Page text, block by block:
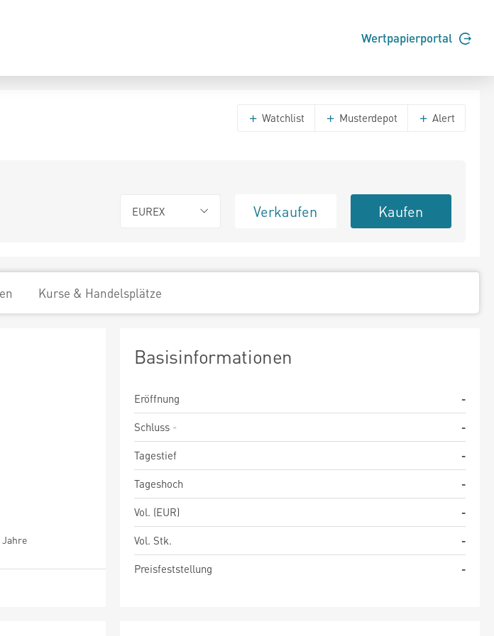
Wertpapierportal
Watchlist Musterdepot Alert
EUREX Verkaufen Kaufen
Kurse & Handelsplätze
Jahre
Basisinformationen
Eröffnung
-
Schluss -
-
Tagestief
-
Tageshoch
-
Vol. (EUR)
-
Vol. Stk.
-
Preisfeststellung
-